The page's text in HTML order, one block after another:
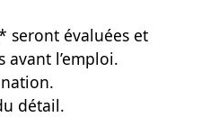
seront évaluées et
l’emploi.
détail.